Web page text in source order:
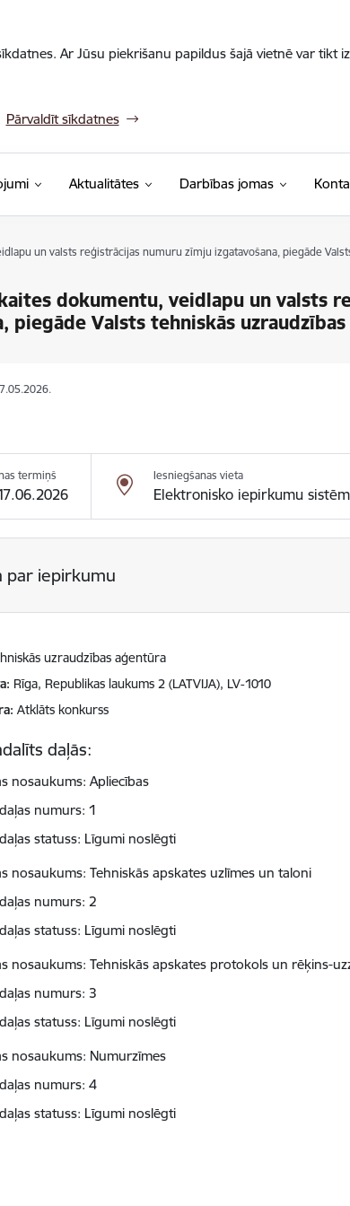
Ar Jūsu piekrišanu papildus šajā vietnē var tikt
Pārvaldīt sīkdatnes
Aktualitātes Darbības jomas
un valsts reģistrācijas numuru zīmju izgatavošana, piegāde
dokumentu, veidlapu un valsts
piegāde Valsts tehniskās
termiņš Iesniegšanas vieta
Elektronisko iepirkumu
par iepirkumu
uzraudzības aģentūra
Rīga, Republikas laukums 2 (LATVIJA), LV-1010
Atklāts konkurss
daļās:
nosaukums: Apliecības
numurs: 1
statuss: Līgumi noslēgti
nosaukums: Tehniskās apskates uzlīmes un taloni
numurs: 2
statuss: Līgumi noslēgti
nosaukums: Tehniskās apskates protokols un rēķins-
numurs: 3
statuss: Līgumi noslēgti
nosaukums: Numurzīmes
numurs: 4
statuss: Līgumi noslēgti